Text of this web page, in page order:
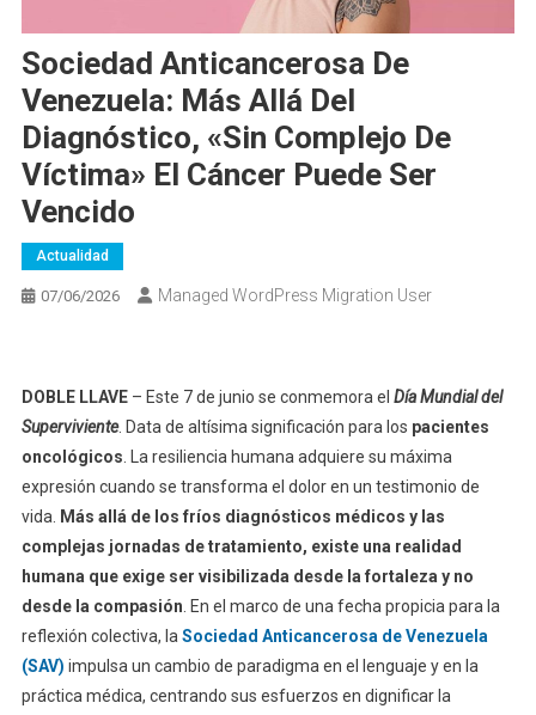
Sociedad Anticancerosa De
Venezuela: Más Allá Del
Diagnóstico, «sin Complejo De
Víctima» El Cáncer Puede Ser
Vencido
Actualidad
07/06/2026 Managed WordPress Migration User
DOBLE LLAVE – Este 7 de junio se conmemora el Día Mundial del
Superviviente. Data de altísima significación para los pacientes
oncológicos . La resiliencia humana adquiere su máxima
expresión cuando se transforma el dolor en un testimonio de
vida.
Más allá de los fríos diagnósticos médicos y las
complejas jornadas de tratamiento, existe una realidad
humana que exige ser visibilizada desde la fortaleza y no
desde la compasión . En el marco de una fecha propicia para la
reflexión colectiva, la Sociedad Anticancerosa de Venezuela
(SAV) impulsa un cambio de paradigma en el lenguaje y en la
práctica médica, centrando sus esfuerzos en dignificar la